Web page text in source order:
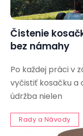
Čistenie
bez námahy
Po každej práci v
vyčistiť kosačku a
údržba nielen
Rady a Návody